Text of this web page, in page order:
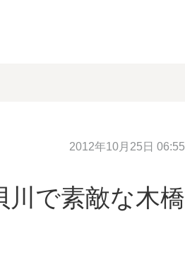
2012年10月25日 06:55
で素敵な木橋